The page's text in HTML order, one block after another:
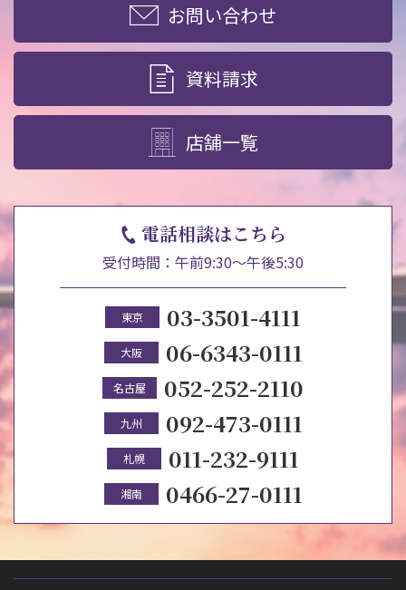
お問い合わせ
資料請求
店舗一覧
電話相談はこちら
受付時間：午前9:30～午後5:30
東京 03-3501-4111
大阪 06-6343-0111
名古屋 052-252-2110
九州 092-473-0111
札幌 011-232-9111
湘南 0466-27-0111